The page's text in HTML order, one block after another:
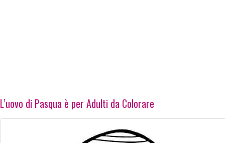
L’uovo di Pasqua è per Adulti da Colorare